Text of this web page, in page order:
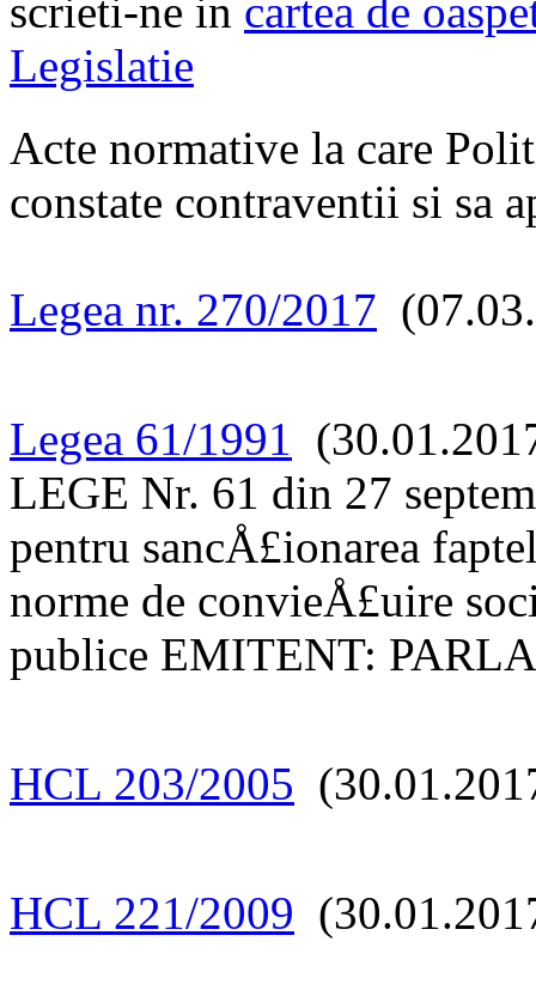
scrieti-ne in cartea de
Legislatie
Acte normative la care
constate contraventii si sa
Legea nr. 270/2017
Legea 61/1991
LEGE Nr. 61 din 27
pentru sancÅ£ionarea
norme de convieÅ£uire
publice EMITENT:
HCL 203/2005
HCL 221/2009